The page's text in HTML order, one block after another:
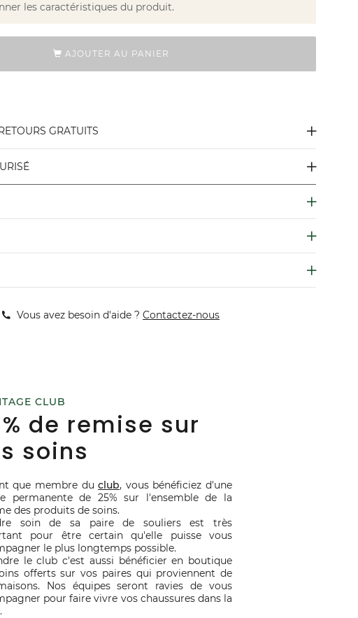
les caractéristiques du produit.
AJOUTER AU PANIER
GRATUITS
Vous avez besoin d'aide ? Contactez-nous
CLUB
de remise sur
soins
que membre duclub, vous bénéficiez d'une
permanente de 25% sur l'ensemble de la
des produits de soins.
soin de sa paire de souliers est très
pour être certain qu'elle puisse vous
le plus longtemps possible.
le club c'est aussi bénéficier en boutique
offerts sur vos paires qui proviennent de
Nos équipes seront ravies de vous
pour faire vivre vos chaussures dans la